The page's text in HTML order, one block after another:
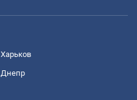
Харьков
Днепр